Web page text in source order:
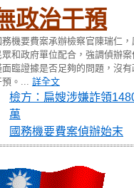
政治干預
務機要費案承辦檢察官陳瑞仁，
眾和政府單位配合，強調偵辦案
面臨證據是否足夠的問題，沒有
。 ... 詳全文
檢方：扁嫂涉嫌詐領
萬
國務機要費案偵辦始末